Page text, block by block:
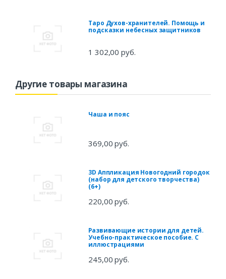
Таро Духов-хранителей. Помощь и
подсказки небесных защитников
1 302,00 руб.
Другие товары магазина
Чаша и пояс
369,00 руб.
3D Аппликация Новогодний городок
(набор для детского творчества)
(6+)
220,00 руб.
Развивающие истории для детей.
Учебно-практическое пособие. С
иллюстрациями
245,00 руб.